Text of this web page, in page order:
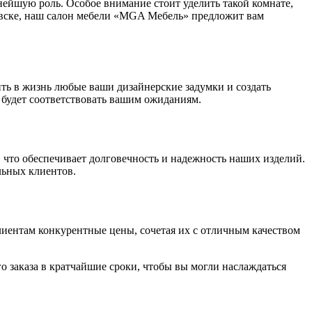
роль. Особое внимание стоит уделить такой комнате,
наш салон мебели «MGA Мебель» предложит вам
в жизнь любые ваши дизайнерские задумки и создать
соответствовать вашим ожиданиям.
обеспечивает долговечность и надежность наших изделий.
клиентов.
конкурентные цены, сочетая их с отличным качеством
в кратчайшие сроки, чтобы вы могли наслаждаться